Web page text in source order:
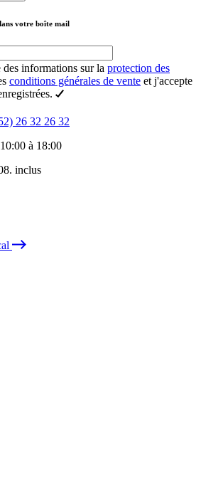
votre boîte mail
des informations sur la protection des
conditions générales de vente et j'accepte
26 32 26 32
à 18:00
inclus